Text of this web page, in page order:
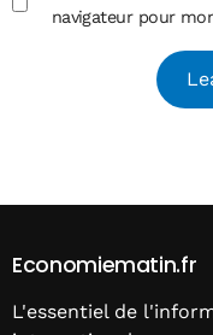
navigateur pour
Economiematin.fr
L'essentiel de